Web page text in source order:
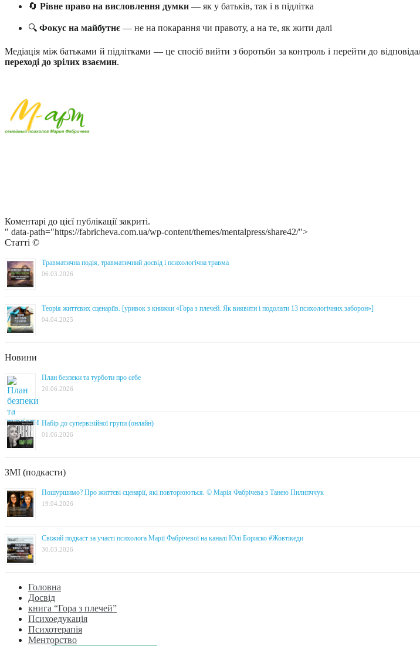
🔄 Рівне право на висловлення думки — як у батьків, так і в підлітка
🔍 Фокус на майбутнє — не на покарання чи правоту, а на те, як жити далі
Медіація між батьками й підлітками — це спосіб вийти з боротьби за контроль і перейти до
переході до зрілих взаємин.
Коментарі до цієї публікації закриті.
" data-path="https://fabricheva.com.ua/wp-content/themes/mentalpress/share42/">
Статті ©
Травматична подія, травматичний досвід і психологічна травма
06.03.2026
Теорія життєвих сценаріїв. [уривок з книжки «Гора з плечей. Як виявити і подолати 13 психологічних заборон»]
04.04.2025
Новини
План безпеки та турботи про себе
20.06.2026
Набір до супервізійної групи (онлайн)
01.06.2026
ЗМІ (подкасти)
Пошуршимо? Про життєві сценарії, які повторюються. © Марія Фабрічева з Танею Пилипччук
19.04.2026
Свіжий подкаст за участі психолога Марії Фабрічевої на каналі Юлі Бориско #Жовтікеди
30.03.2026
Головна
Досвід
книга “Гора з плечей”
Психоедукація
Психотерапія
Менторство